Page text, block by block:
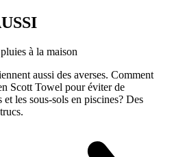
à la maison
aussi des averses. Comment
Scott Towel pour éviter de
les sous-sols en piscines? Des